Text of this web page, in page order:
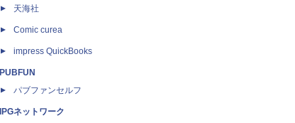
天海社
Comic curea
impress QuickBooks
PUBFUN
パブファンセルフ
IPGネットワーク